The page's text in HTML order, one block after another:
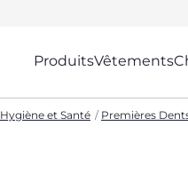
ProduitsVêtements
Hygiène et Santé Premières